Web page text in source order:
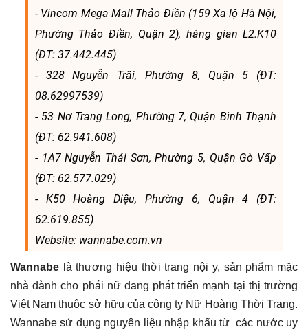
- Vincom Mega Mall Thảo Điền (159 Xa lộ Hà Nội,
Phường Thảo Điền, Quận 2), hàng gian L2.K10
(ĐT: 37.442.445)
- 328 Nguyễn Trãi, Phường 8, Quận 5 (ĐT:
08.62997539)
- 53 Nơ Trang Long, Phường 7, Quận Bình Thạnh
(ĐT: 62.941.608)
- 1A7 Nguyễn Thái Sơn, Phường 5, Quận Gò Vấp
(ĐT: 62.577.029)
- K50 Hoàng Diệu, Phường 6, Quận 4 (ĐT:
62.619.855)
Website: wannabe.com.vn
Wannabe là thương hiệu thời trang nội y, sản phẩm mặc
nhà dành cho phái nữ đang phát triển mạnh tại thị trường
Việt Nam thuộc sở hữu của công ty Nữ Hoàng Thời Trang.
Wannabe sử dụng nguyên liệu nhập khẩu từ các nước uy